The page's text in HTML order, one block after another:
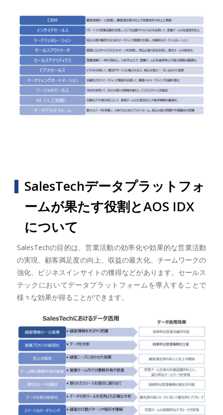
SalesTechデータプラットフォ
ームが果たす役割とAOS IDX
について
SalesTechの目的は、営業活動の効率化や効果的な営業活動
の実現、顧客満足度の向上、収益の最大化、チームワークの
強化、ビジネスインサイトの獲得などがあります。セールス
テックにおいてデータプラットフォームを導入することで
様々な効果が得ることができます。